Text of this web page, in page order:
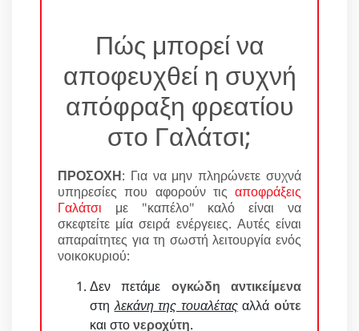
Πώς μπορεί να
αποφευχθεί η συχνή
απόφραξη φρεατίου
στο Γαλάτσι;
ΠΡΟΣΟΧΗ: Για να μην πληρώνετε συχνά
υπηρεσίες που αφορούν τις αποφράξεις
Γαλάτσι με "καπέλο" καλό είναι να
σκεφτείτε μία σειρά ενέργειες. Αυτές είναι
απαραίτητες για τη σωστή λειτουργία ενός
νοικοκυριού:
Δεν πετάμε ογκώδη αντικείμενα
στηλεκάνη της τουαλέταςαλλάούτε
και στονεροχύτη.